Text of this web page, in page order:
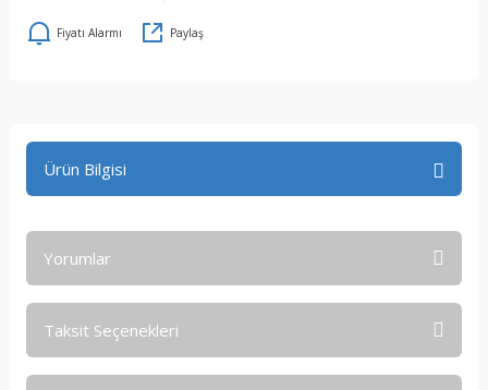
Fiyatı Alarmı Paylaş
Ürün Bilgisi
Yorumlar
Taksit Seçenekleri